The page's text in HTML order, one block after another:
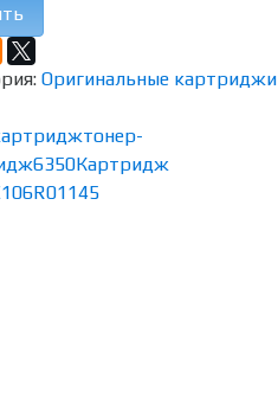
Оригинальные картриджи
тонер-
6350Картридж
106R01145